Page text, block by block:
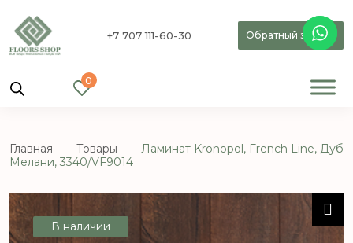
+7 707 111-60-30 Обратный звонок
0
Главная Товары
Ламинат Kronopol, French Line, Дуб
Мелани, 3340/VF9014
В наличии